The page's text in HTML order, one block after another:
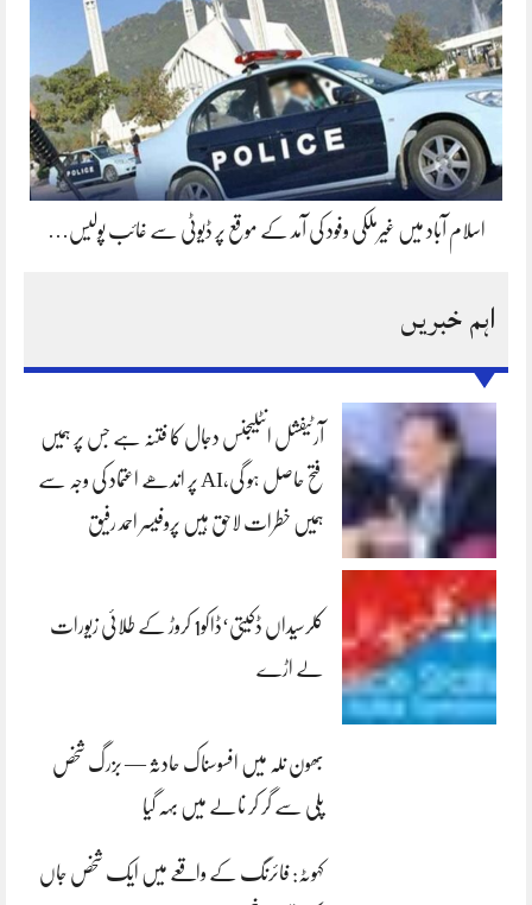
اسلام آباد میں غیرملکی وفود کی آمد کے موقع پر ڈیوٹی سے غائب پولیس…
اہم خبریں
آرٹیفشل انٹلیجنس دجال کا فتنہ ہے جس پر ہمیں
فتح حاصل ہو گی،AI پر اندھے اعتماد کی وجہ سے
ہمیں خطرات لاحق ہیں پروفیسر احمد رفیق
کلرسیداں ڈکیتی‘ڈاکو1 کروڑ کے طلائی زیورات
لے اڑے
بھون نلہ میں افسوسناک حادثہ — بزرگ شخص
پلی سے گر کر نالے میں بہہ گیا
کہوٹہ: فائرنگ کے واقعے میں ایک شخص جاں